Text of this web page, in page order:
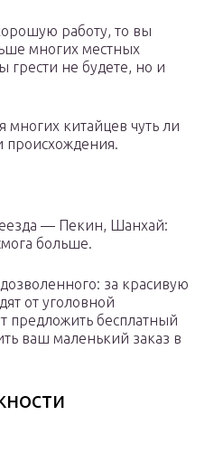
работу, то вы
многих местных
не будете, но и
многих китайцев чуть ли
происхождения.
— Пекин, Шанхай:
больше.
за красивую
от уголовной
предложить бесплатный
ваш маленький заказ в